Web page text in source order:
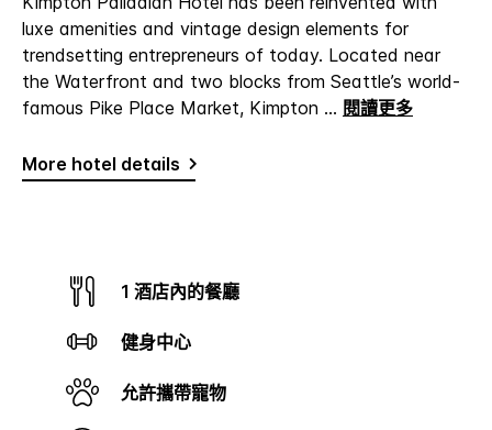
相
同
頁
面
連
結。
luxe amenities and vintage design elements for
trendsetting entrepreneurs of today. Located near
the Waterfront and two blocks from Seattle’s world-
famous Pike Place Market, Kimpton ... 閱讀更多
More hotel details
1 酒店內的餐廳
健身中心
允許攜帶寵物